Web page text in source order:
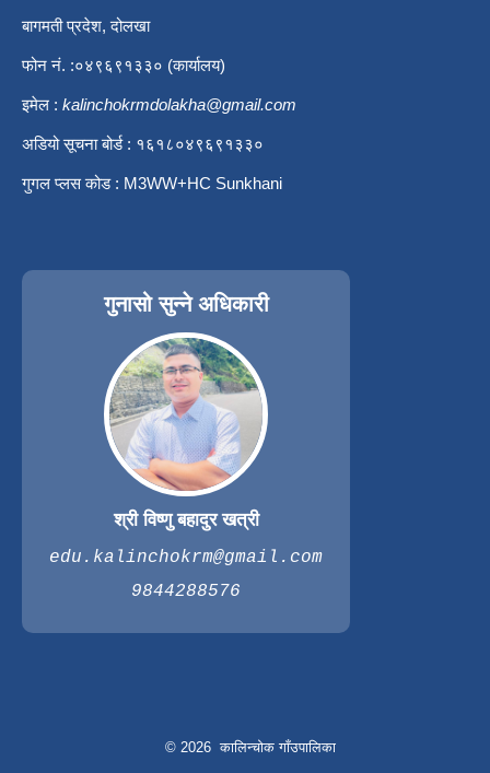
बागमती प्रदेश, दोलखा
फोन नं. :०४९६९१३३० (कार्यालय)
इमेल : kalinchokrmdolakha@gmail.com
अडियो सूचना बोर्ड : १६१८०४९६९१३३०
गुगल प्लस कोड : M3WW+HC Sunkhani
गुनासो सुन्ने अधिकारी
श्री विष्णु बहादुर खत्री
edu.kalinchokrm@gmail.com
9844288576
© 2026 कालिन्चोक गाँउपालिका